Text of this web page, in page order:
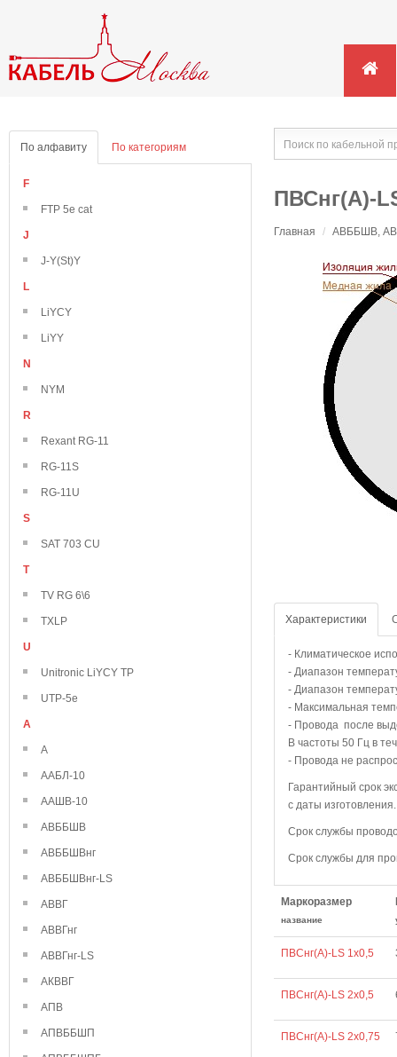
По алфавиту По категориям
F
FTP 5e cat
J
J-Y(St)Y
L
LiYCY
LiYY
N
NYM
R
Rexant RG-11
RG-11S
RG-11U
S
SAT 703 CU
T
TV RG 6\6
TXLP
U
Unitronic LiYCY TP
UTP-5e
А
А
ААБЛ-10
ААШВ-10
АВББШВ
АВББШВнг
АВББШВнг-LS
АВВГ
АВВГнг
АВВГнг-LS
АКВВГ
АПВ
АПВББШП
ПВСнг(А)-
Главная / АВББШВ,
Характеристики
- Климатическое
- Диапазон
- Диапазон
- Максимальная
- Провода после
В частоты 50 Гц в
- Провода не
Гарантийный срок
с даты изготовления.
Срок службы
Срок службы для
Маркоразмер
название
ПВСнг(А)-LS 1х0,5
ПВСнг(А)-LS 2х0,5
ПВСнг(А)-LS 2х0,75